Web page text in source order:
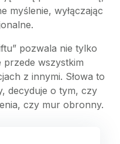
myślenie, wyłączając
pozwala nie tylko
wszystkim
z innymi. Słowa to
decyduje o tym, czy
czy mur obronny.